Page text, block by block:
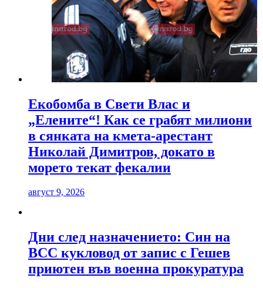
Екобомба в Свети Влас и
„Елените“! Как се грабят милиони
в сянката на кмета-арестант
Николай Димитров, докато в
морето текат фекалии
август 9, 2026
Дни след назначението: Син на
ВСС кукловод от запис с Гешев
приютен във военна прокуратура